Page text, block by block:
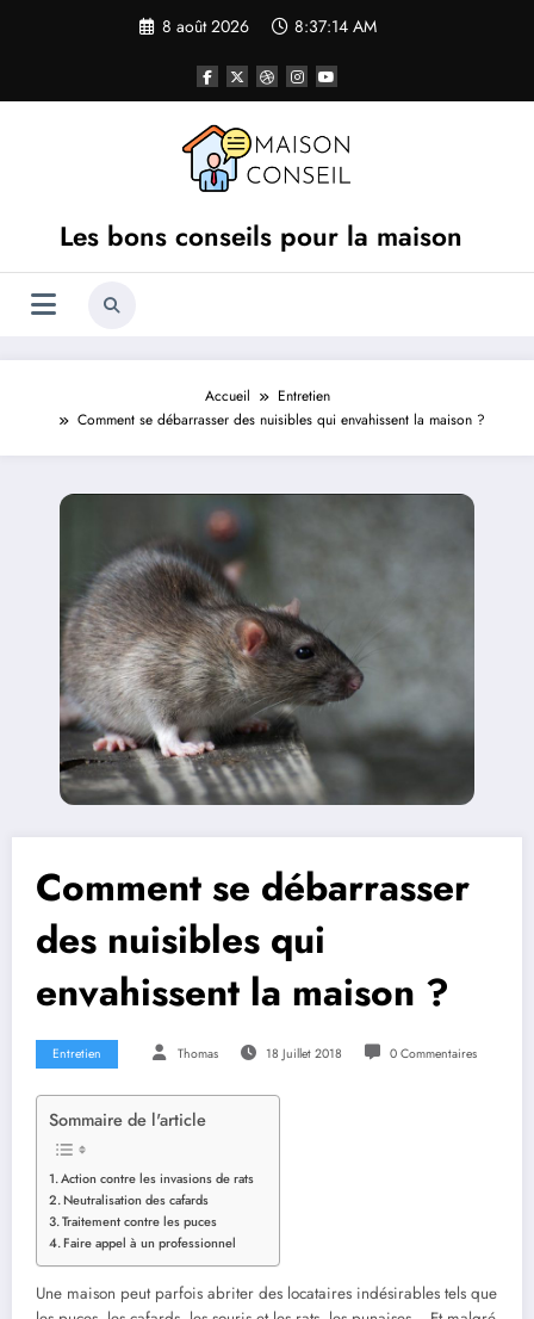
8 août 2026 8:37:15 AM
Les bons conseils pour la maison
Accueil
Entretien
Comment se débarrasser des nuisibles qui envahissent la maison ?
Comment se débarrasser
des nuisibles qui
envahissent la maison ?
Entretien Thomas 18 Juillet 2018 0 Commentaires
Sommaire de l'article
Action contre les invasions de rats
Neutralisation des cafards
Traitement contre les puces
Faire appel à un professionnel
Une maison peut parfois abriter des locataires indésirables tels que